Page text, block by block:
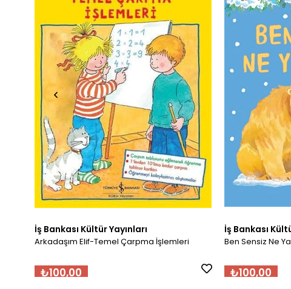
İş Bankası Kültür Yayınları
Arkadaşım Elif-Temel Çarpma İşlemleri
₺100,00
İş Bankası
Ben Sensiz Ne
₺100,00